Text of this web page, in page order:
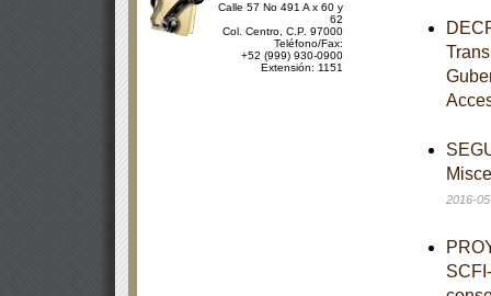
Calle 57 No 491 A x 60 y
62
Col. Centro, C.P. 97000
Teléfono/Fax:
+52 (999) 930-0900
Extensión: 1151
2016-